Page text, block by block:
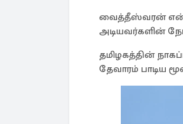
வைத்தீஸ்வரன் என்ற
அடியவர்களின்
தமிழகத்தின்
தேவாரம் பாடிய